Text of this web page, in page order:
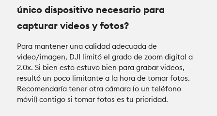
único dispositivo necesario para
capturar videos y fotos?
Para mantener una calidad adecuada de
video/imagen, DJI limitó el grado de zoom digital a
2.0x. Si bien esto estuvo bien para grabar videos,
resultó un poco limitante a la hora de tomar fotos.
Recomendaría tener otra cámara (o un teléfono
móvil) contigo si tomar fotos es tu prioridad.